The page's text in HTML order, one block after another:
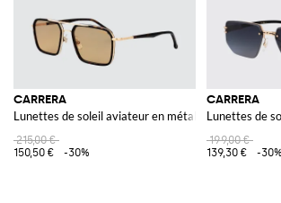
CARRERA
Lunettes de soleil aviateur en métal avec double
215,00 €
150,50 €
-30%
CARRERA
Lunettes de
199,00 €
139,30 €
-30%